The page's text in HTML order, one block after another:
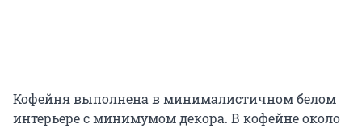
Кофейня выполнена в минималистичном белом
интерьере с минимумом декора. В кофейне около